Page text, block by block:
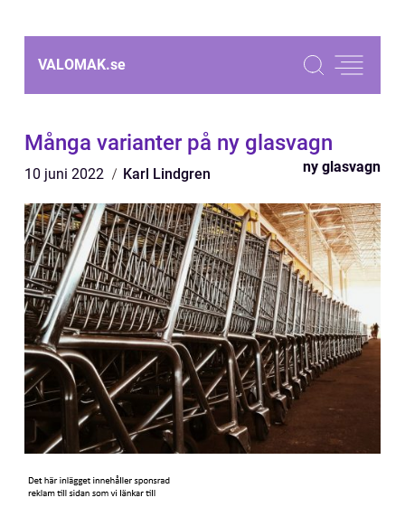
VALOMAK.se
Många varianter på ny glasvagn
10 juni 2022 Karl Lindgren ny glasvagn